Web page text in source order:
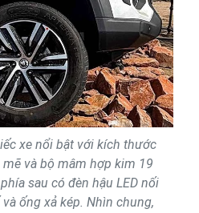
xe nổi bật với kích thước
và bộ mâm hợp kim 19
sau có đèn hậu LED nối
ống xả kép. Nhìn chung,